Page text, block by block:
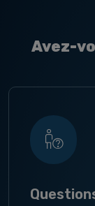
Avez-